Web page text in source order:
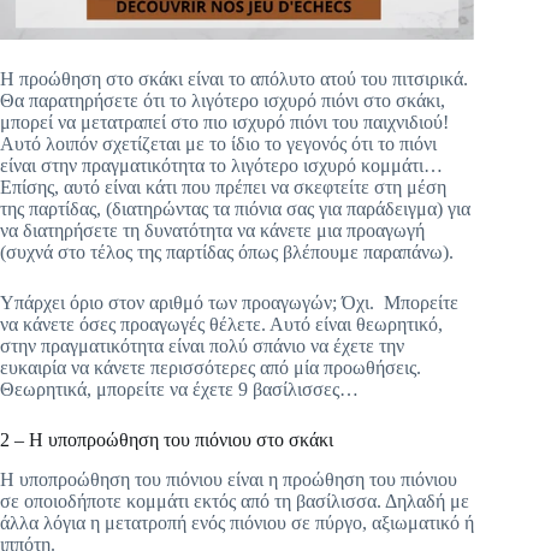
Η προώθηση στο σκάκι είναι το απόλυτο ατού του πιτσιρικά.
Θα παρατηρήσετε ότι το λιγότερο ισχυρό πιόνι στο σκάκι,
μπορεί να μετατραπεί στο πιο ισχυρό πιόνι του παιχνιδιού!
Αυτό λοιπόν σχετίζεται με το ίδιο το γεγονός ότι το πιόνι
είναι στην πραγματικότητα το λιγότερο ισχυρό κομμάτι…
Επίσης, αυτό είναι κάτι που πρέπει να σκεφτείτε στη μέση
της παρτίδας, (διατηρώντας τα πιόνια σας για παράδειγμα) για
να διατηρήσετε τη δυνατότητα να κάνετε μια προαγωγή
(συχνά στο τέλος της παρτίδας όπως βλέπουμε παραπάνω).
Υπάρχει όριο στον αριθμό των προαγωγών; Όχι. Μπορείτε
να κάνετε όσες προαγωγές θέλετε. Αυτό είναι θεωρητικό,
στην πραγματικότητα είναι πολύ σπάνιο να έχετε την
ευκαιρία να κάνετε περισσότερες από μία προωθήσεις.
Θεωρητικά, μπορείτε να έχετε 9 βασίλισσες…
2 – Η υποπροώθηση του πιόνιου στο σκάκι
Η υποπροώθηση του πιόνιου είναι η προώθηση του πιόνιου
σε οποιοδήποτε κομμάτι εκτός από τη βασίλισσα. Δηλαδή με
άλλα λόγια η μετατροπή ενός πιόνιου σε πύργο, αξιωματικό ή
ιππότη.